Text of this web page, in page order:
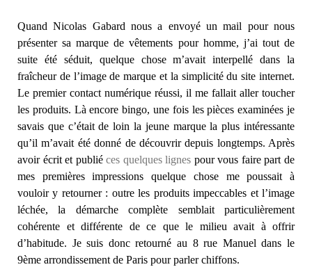
Quand Nicolas Gabard nous a envoyé un mail pour nous
présenter sa marque de vêtements pour homme, j’ai tout de
suite été séduit, quelque chose m’avait interpellé dans la
fraîcheur de l’image de marque et la simplicité du site internet.
Le premier contact numérique réussi, il me fallait aller toucher
les produits. Là encore bingo, une fois les pièces examinées je
savais que c’était de loin la jeune marque la plus intéressante
qu’il m’avait été donné de découvrir depuis longtemps. Après
avoir écrit et publiéces quelques lignes pour vous faire part de
mes premières impressions quelque chose me poussait à
vouloir y retourner : outre les produits impeccables et l’image
léchée, la démarche complète semblait particulièrement
cohérente et différente de ce que le milieu avait à offrir
d’habitude. Je suis donc retourné au 8 rue Manuel dans le
9ème arrondissement de Paris pour parler chiffons.